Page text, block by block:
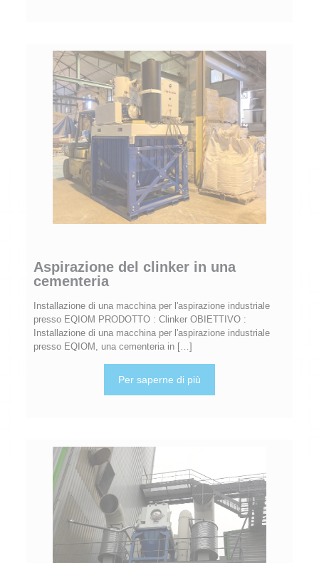
Aspirazione del clinker in una
cementeria
Installazione di una macchina per l'aspirazione industriale
presso EQIOM PRODOTTO : Clinker OBIETTIVO :
Installazione di una macchina per l'aspirazione industriale
presso EQIOM, una cementeria in[…]
Per saperne di più